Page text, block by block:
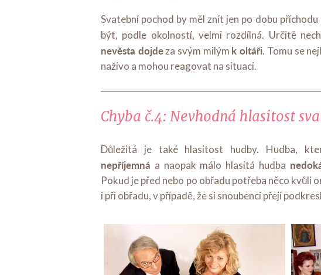
Svatební pochod by měl znít jen po dobu
být, podle okolností, velmi rozdílná. Určitě
nevěsta dojdeza svým milým k oltáři. Tomu se
naživo a mohou reagovat na situaci.
Chyba č.4: Nevhodná hlasitost
Důležitá je také hlasitost hudby. Hudba,
nepříjemná a naopak málo hlasitá hudba
Pokud je před nebo po obřadu potřeba něco kvůli
i při obřadu, v případě, že si snoubenci přejí